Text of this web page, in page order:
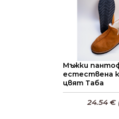
Мъжки
естествена
цвят Таба
24.54 €